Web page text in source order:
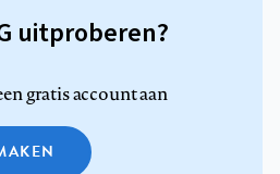
uitproberen?
gratis account aan